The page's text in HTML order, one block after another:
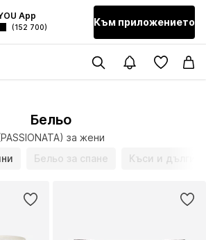
App
(152 700) Към приложението
Бельо
за жени
Бельо за спане Къси и дълги